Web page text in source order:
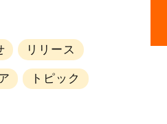
リリース
トピック